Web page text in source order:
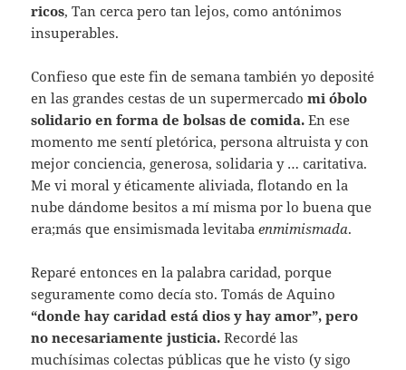
ricos, Tan cerca pero tan lejos, como antónimos
insuperables.
Confieso que este fin de semana también yo deposité
en las grandes cestas de un supermercadomi óbolo
solidario en forma de bolsas de comida. En ese
momento me sentí pletórica, persona altruista y con
mejor conciencia, generosa, solidaria y … caritativa.
Me vi moral y éticamente aliviada, flotando en la
nube dándome besitos a mí misma por lo buena que
era;más que ensimismada levitabaenmimismada.
Reparé entonces en la palabra caridad, porque
seguramente como decía sto. Tomás de Aquino
“donde hay caridad está dios y hay amor”, pero
no necesariamente justicia.Recordé las
muchísimas colectas públicas que he visto (y sigo